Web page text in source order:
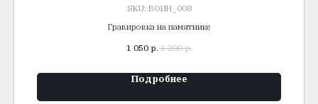
SKU: ВОИН_008
Гравировка на памятнике
1 050 р. 1 200 р.
Подробнее